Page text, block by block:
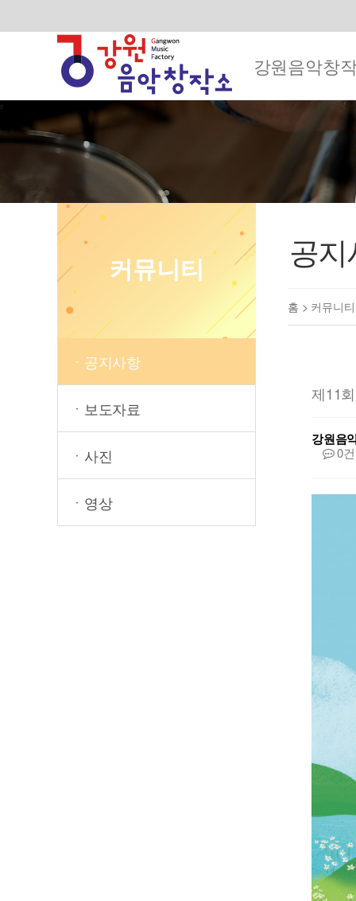
강원음악창
커뮤니티
ㆍ공지사항
ㆍ보도자료
ㆍ사진
ㆍ영상
공
홈 > 커뮤니
제11
강원음
0건